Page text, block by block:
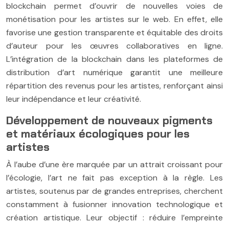
blockchain permet d’ouvrir de nouvelles voies de
monétisation pour les artistes sur le web. En effet, elle
favorise une gestion transparente et équitable des droits
d’auteur pour les œuvres collaboratives en ligne.
L’intégration de la blockchain dans les plateformes de
distribution d’art numérique garantit une meilleure
répartition des revenus pour les artistes, renforçant ainsi
leur indépendance et leur créativité.
Développement de nouveaux pigments
et matériaux écologiques pour les
artistes
À l’aube d’une ère marquée par un attrait croissant pour
l’écologie, l’art ne fait pas exception à la règle. Les
artistes, soutenus par de grandes entreprises, cherchent
constamment à fusionner innovation technologique et
création artistique. Leur objectif : réduire l’empreinte